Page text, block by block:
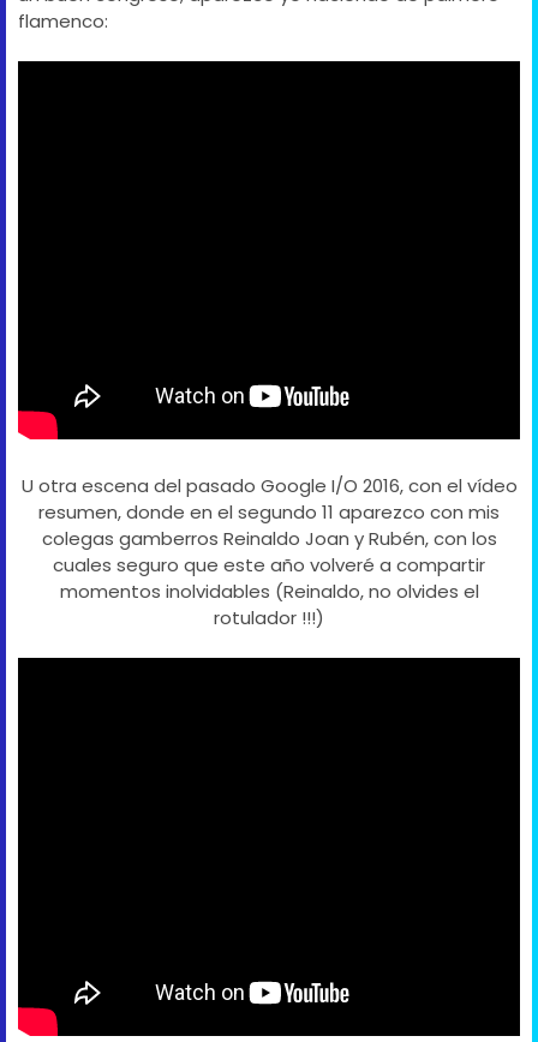
flamenco:
U otra escena del pasado Google I/O 2016, con el vídeo
resumen, donde en el segundo 11 aparezco con mis
colegas gamberros Reinaldo Joan y Rubén, con los
cuales seguro que este año volveré a compartir
momentos inolvidables (Reinaldo, no olvides el
rotulador !!!)